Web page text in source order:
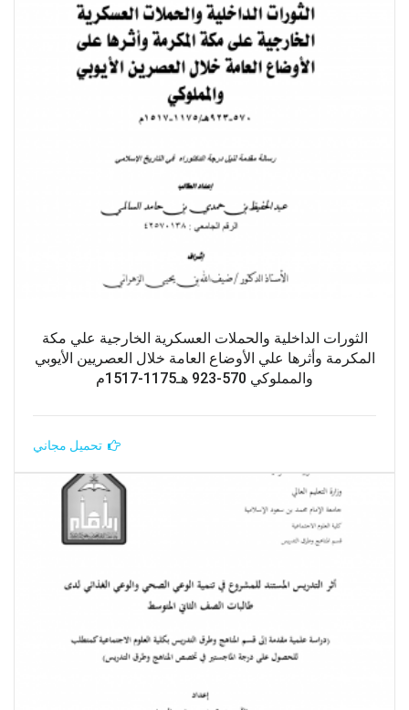
الثورات الداخلية والحملات العسكرية الخارجية علي مكة
المكرمة وأثرها علي الأوضاع العامة خلال العصريين الأيوبي
والمملوكي 570-923 هـ1175-1517م
تحميل مجاني